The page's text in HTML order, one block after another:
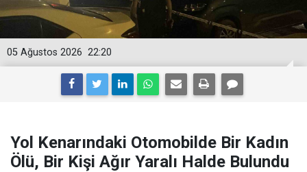
22:20
05 Ağustos 2026
Yol Kenarındaki Otomobilde Bir Kadın
Ölü, Bir Kişi Ağır Yaralı Halde Bulundu